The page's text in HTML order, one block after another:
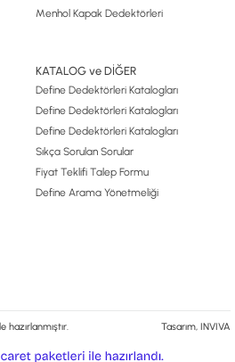
Menhol Kapak Dedektörleri
KATALOG ve DİĞER
Define Dedektörleri Katalogları
Define Dedektörleri Katalogları
Define Dedektörleri Katalogları
Sıkça Sorulan Sorular
Fiyat Teklifi Talep Formu
Define Arama Yönetmeliği
Tasarım, INVIVA
e-